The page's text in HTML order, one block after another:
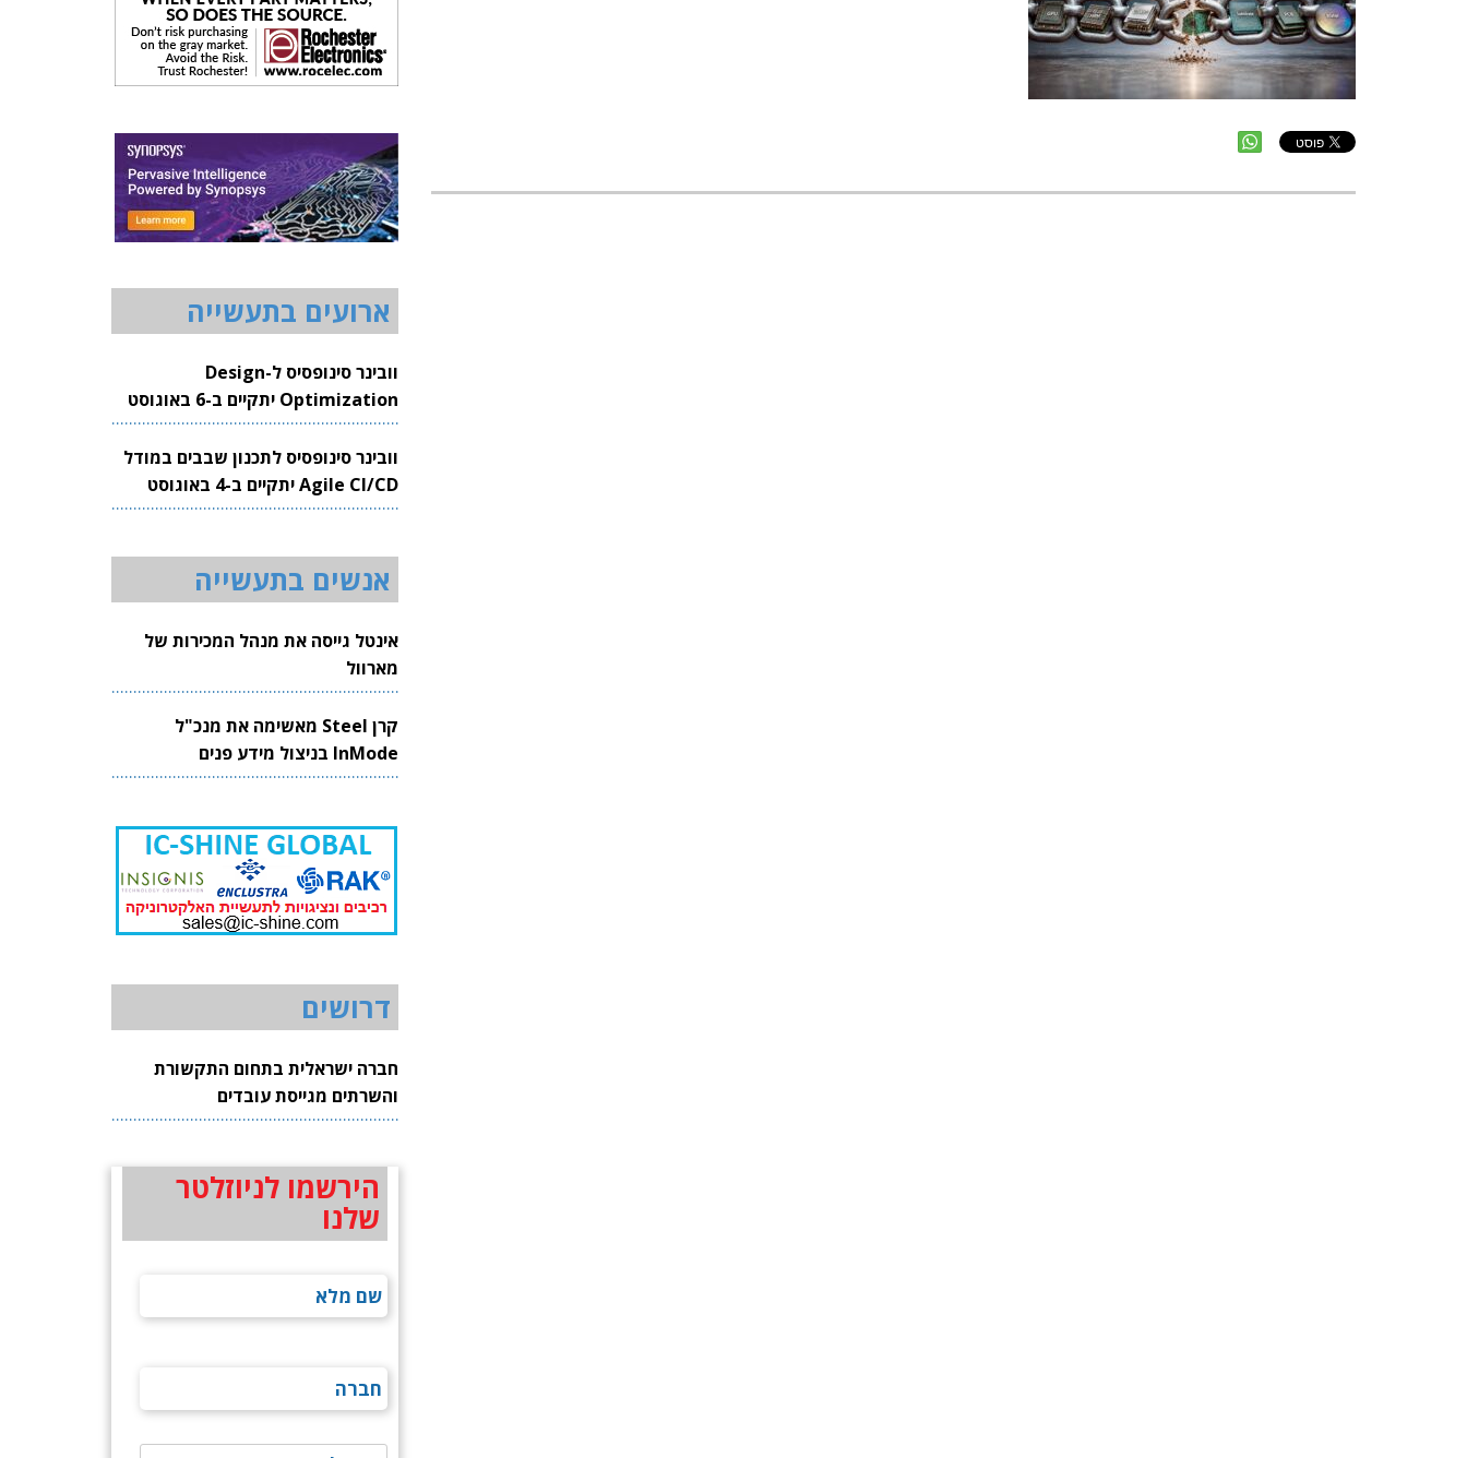
ארועים בתעשייה
וובינר סינופסיס ל-Design
Optimization יתקיים ב-6 באוגוסט
2026
וובינר סינופסיס לתכנון שבבים במודל
Agile CI/CD יתקיים ב-4 באוגוסט
2026
אנשים בתעשייה
אינטל גייסה את מנהל המכירות של
מארוול
קרן Steel מאשימה את מנכ"ל
InMode בניצול מידע פנים
דרושים
חברה ישראלית בתחום התקשורת
והשרתים מגייסת עובדים
הירשמו לניוזלטר
שלנו